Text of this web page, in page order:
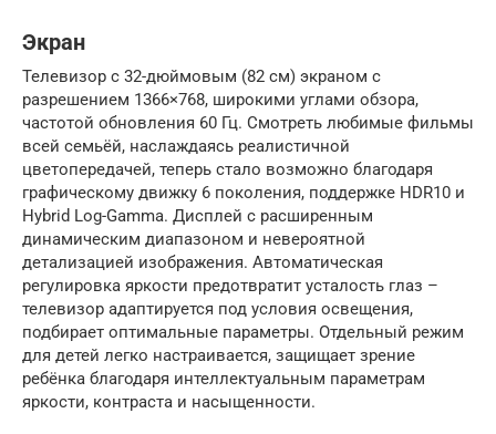
Экран
Телевизор с 32-дюймовым (82 см) экраном с
разрешением 1366×768, широкими углами обзора,
частотой обновления 60 Гц. Смотреть любимые фильмы
всей семьёй, наслаждаясь реалистичной
цветопередачей, теперь стало возможно благодаря
графическому движку 6 поколения, поддержке HDR10 и
Hybrid Log-Gamma. Дисплей c расширенным
динамическим диапазоном и невероятной
детализацией изображения. Автоматическая
регулировка яркости предотвратит усталость глаз –
телевизор адаптируется под условия освещения,
подбирает оптимальные параметры. Отдельный режим
для детей легко настраивается, защищает зрение
ребёнка благодаря интеллектуальным параметрам
яркости, контраста и насыщенности.